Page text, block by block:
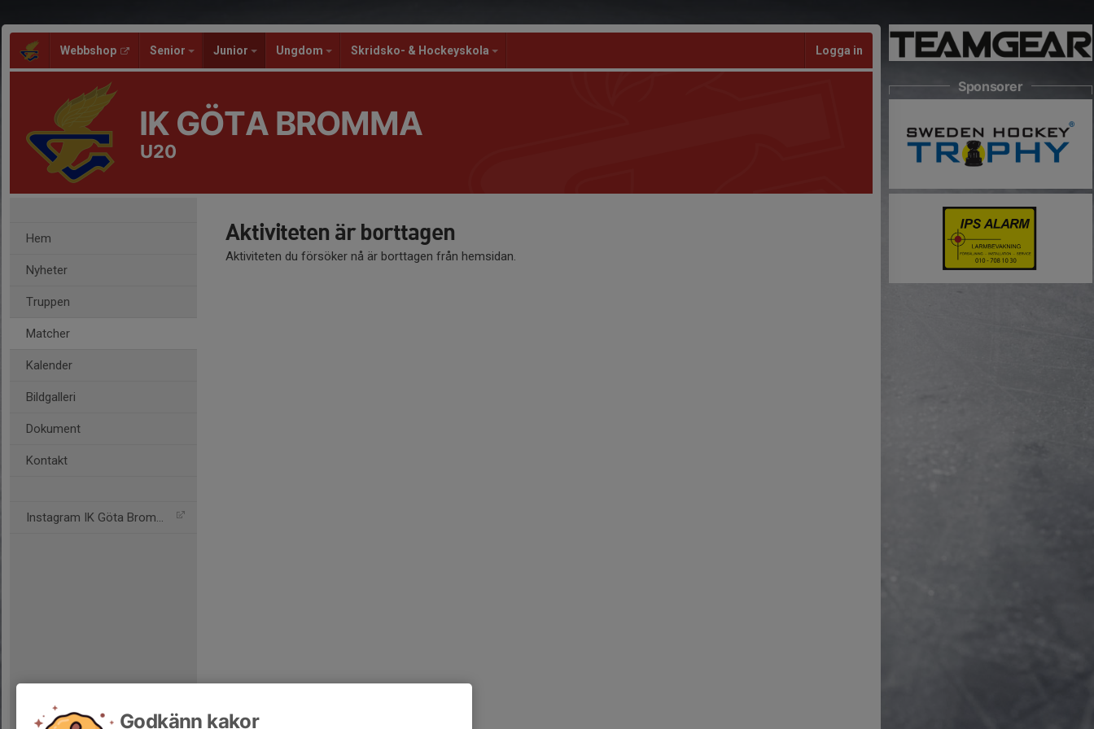
Webbshop Senior Junior Ungdom Skridsko- & Hockeyskola Logga in
IK GÖTA BROMMA
U20
Hem
Nyheter
Truppen
Matcher
Kalender
Bildgalleri
Dokument
Kontakt
Instagram IK Göta Bromma
Aktiviteten är borttagen
Aktiviteten du försöker nå är borttagen från hemsidan.
Sponsorer
Godkänn kakor